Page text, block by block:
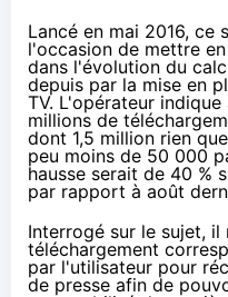
Lancé en mai 2016, ce
l'occasion de mettre
dans l'évolution du
depuis par la mise en
TV. L'opérateur
millions de
dont 1,5 million rien
peu moins de 50 000
hausse serait de 40 %
par rapport à août
Interrogé sur le sujet,
téléchargement
par l'utilisateur pour
de presse afin de